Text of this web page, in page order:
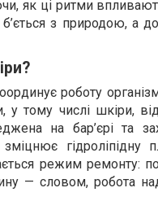
як ці ритми
з природою, а
роботу
тому числі шкіри,
на бар’єрі та
гідроліпідну
режим ремонту:
— словом, робота